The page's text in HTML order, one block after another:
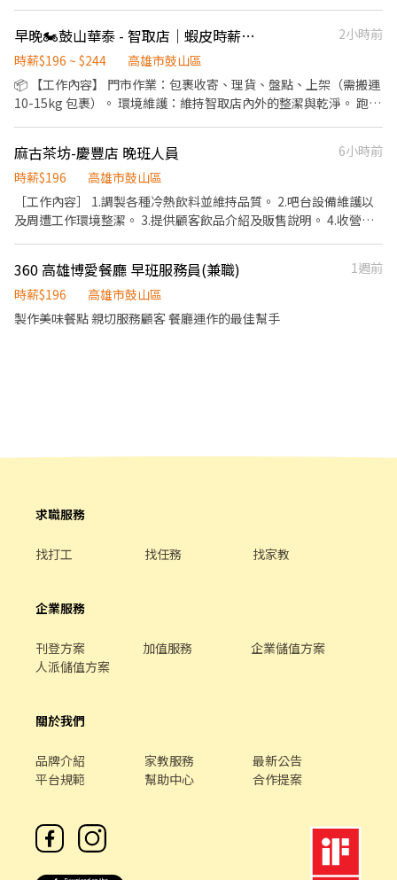
早晚🏍️鼓山華泰 - 智取店｜蝦皮時薪｜時薪204-244｜＃無經驗可＃排班彈性
2小時前
時薪$196 ~ $244
高雄市鼓山區
📦 【工作內容】 門市作業：包裹收寄、理貨、盤點、上架（需搬運
10-15kg 包裹）。 環境維護：維持智取店內外的整潔與乾淨。 跑
基本時薪 $196 ＋ 交通跑點津貼 $8/小時 ＝ 實際時薪,如下： ■ 早
班：時薪204 ■ 晚班：時薪224 ■ 夜班：時薪244 🎓 提供線上課程
＋門市實習（課程/實習都有薪水） - ⏰ 【班別_固定班別，不需輪
早晚班】 (實際工時通常為 2-6 小時，視當日貨量多寡彈性調整延長
23:30 ■ 夜班：23:30-03:30 (夜班跑點門市3-10家/距離方圓16公
里/實習以早/晚班為主) ■ 另有『假日固定早班/晚班』職缺，歡迎
學生、斜槓族詢問！ - 【排班/時數 】 ■每週排班 4 天以上（週一至
週五至少排 3 天，週六日至少給 1 天班）。 - 【我們在找的人 】 ✔
額有限，投遞請快！安排面試請守時別放鳥喔～ 💔 別讓滿心期待的
728號1、2、3樓 鼓山華泰 - 智取店 高雄市鼓山區華泰路256號1
麻古茶坊-慶豐店 晚班人員
6小時前
時薪$196
高雄市鼓山區
［工作內容］ 1.調製各種冷熱飲料並維持品質。 2.吧台設備維護以
及周遭工作環境整潔。 3.提供顧客飲品介紹及販售說明。 4.收營與
購物優惠，三節禮金禮品，年終獎金，春酒，完整教育訓練。 勞保/
健保/團保 需備普通重型機車駕照 無經驗可 有服務熱忱，細心負
責，積極向上的工作態度
360 高雄博愛餐廳 早班服務員(兼職)
1週前
時薪$196
高雄市鼓山區
製作美味餐點 親切服務顧客 餐廳運作的最佳幫手
求職服務
找打工 找任務 找家教
企業服務
刊登方案 加值服務
企業儲值方案
人派儲值方案
關於我們
品牌介紹 家教服務
最新公告
平台規範
幫助中心 合作提案